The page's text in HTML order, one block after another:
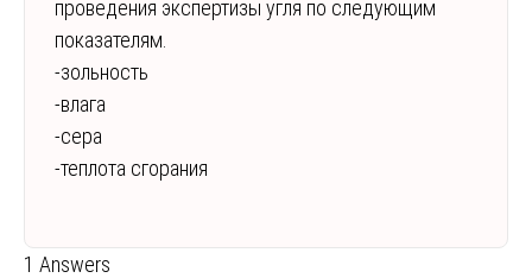
проведения экспертизы угля по следующим
показателям.
-зольность
-влага
-сера
-теплота сгорания
1 Answers